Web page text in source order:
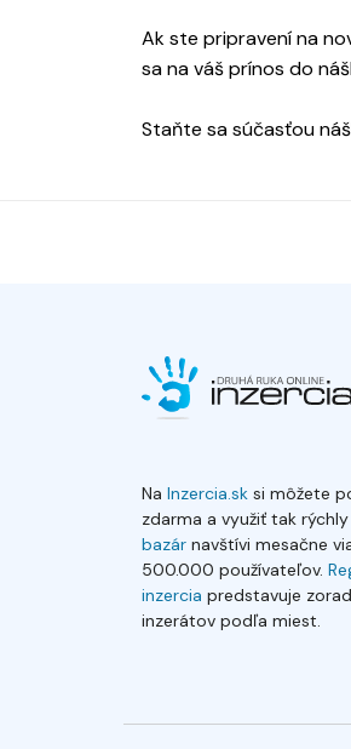
Ak ste pripravení na
sa na váš prínos do
Staňte sa súčasťou
Na Inzercia.sk si môžete
zdarma a využiť tak
bazár navštívi mesačne
500.000 používateľov.
inzercia predstavuje
inzerátov podľa miest.